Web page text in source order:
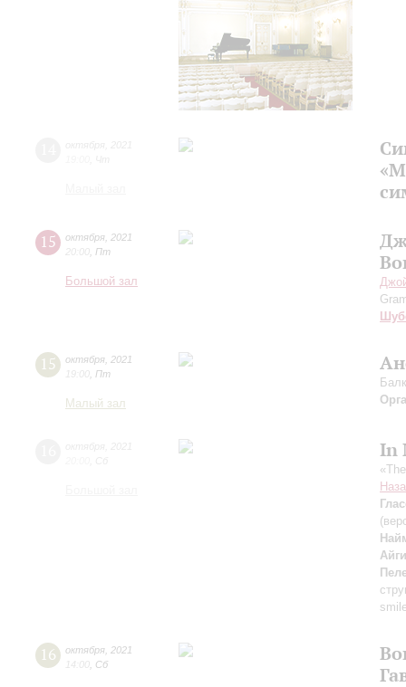
15 октября 2021
20:00 Пт
Большой зал
15 октября 2021
19:00 Пт
Малый зал
In
Айги
16 октября 2021
14:00 Сб